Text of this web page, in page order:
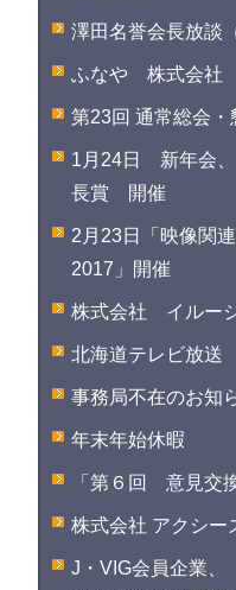
澤田名誉会長放談
ふなや 株式会社
第23回 通常総会
1月24日 新年会、
長賞 開催
2月23日「映像関
2017」開催
株式会社 イルー
北海道テレビ放
事務局不在のお知
年末年始休暇
「第６回 意見交
株式会社 アクシー
J・VIG会員企業、